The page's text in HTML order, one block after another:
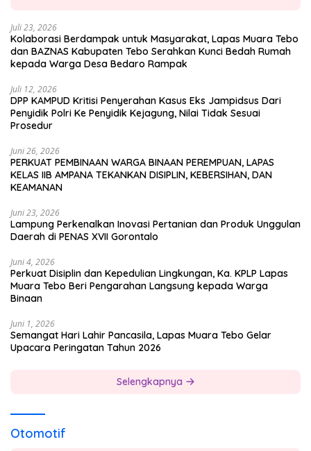
Juli 23, 2026
Kolaborasi Berdampak untuk Masyarakat, Lapas Muara Tebo
dan BAZNAS Kabupaten Tebo Serahkan Kunci Bedah Rumah
kepada Warga Desa Bedaro Rampak
Juli 12, 2026
DPP KAMPUD Kritisi Penyerahan Kasus Eks Jampidsus Dari
Penyidik Polri Ke Penyidik Kejagung, Nilai Tidak Sesuai
Prosedur
Juni 26, 2026
PERKUAT PEMBINAAN WARGA BINAAN PEREMPUAN, LAPAS
KELAS IIB AMPANA TEKANKAN DISIPLIN, KEBERSIHAN, DAN
KEAMANAN
Juni 23, 2026
Lampung Perkenalkan Inovasi Pertanian dan Produk Unggulan
Daerah di PENAS XVII Gorontalo
Juni 4, 2026
Perkuat Disiplin dan Kepedulian Lingkungan, Ka. KPLP Lapas
Muara Tebo Beri Pengarahan Langsung kepada Warga
Binaan
Juni 1, 2026
Semangat Hari Lahir Pancasila, Lapas Muara Tebo Gelar
Upacara Peringatan Tahun 2026
Selengkapnya
Otomotif